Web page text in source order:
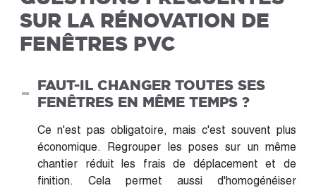
SUR LA RÉNOVATION DE
FENÊTRES PVC
FAUT-IL CHANGER TOUTES SES
FENÊTRES EN MÊME TEMPS ?
Ce n'est pas obligatoire, mais c'est souvent plus
économique. Regrouper les poses sur un même
chantier réduit les frais de déplacement et de
finition. Cela permet aussi d'homogénéiser